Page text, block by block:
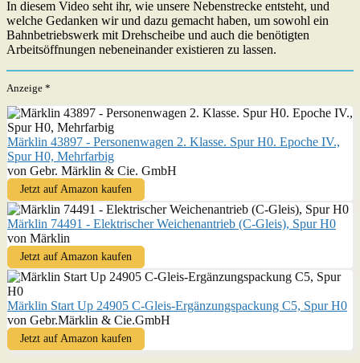
In diesem Video seht ihr, wie unsere Nebenstrecke entsteht, und
welche Gedanken wir und dazu gemacht haben, um sowohl ein
Bahnbetriebswerk mit Drehscheibe und auch die benötigten
Arbeitsöffnungen nebeneinander existieren zu lassen.
Anzeige *
Märklin 43897 - Personenwagen 2. Klasse. Spur H0. Epoche IV.,
Spur H0, Mehrfarbig
von Gebr. Märklin & Cie. GmbH
Jetzt auf Amazon kaufen
Märklin 74491 - Elektrischer Weichenantrieb (C-Gleis), Spur H0
von Märklin
Jetzt auf Amazon kaufen
Märklin Start Up 24905 C-Gleis-Ergänzungspackung C5, Spur H0
von Gebr.Märklin & Cie.GmbH
Jetzt auf Amazon kaufen